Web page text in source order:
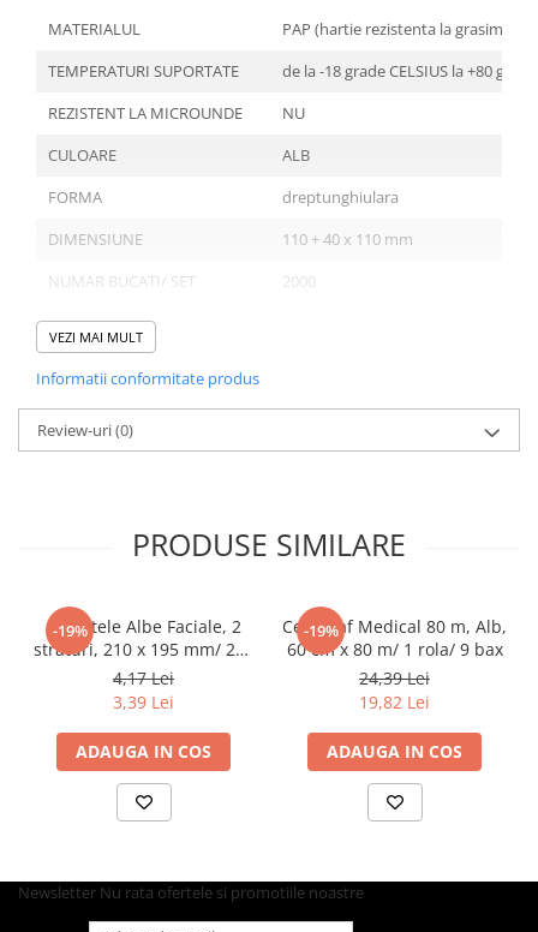
Hartie Copt
Naproane
Port Tacam
Articole din Lemn
Accesorii
Tacamuri
Caserole
Sosiere
Pahare
Articole din Trestie de Zahar
Articole din Carton Alb
Tavite
Articole din Carton Kraft Natur
Caserole
Pahare
Articole din Carton Kraft Natur +
Sandwich
MATERIALUL
PAP (hartie rezistenta la grasimi)
TEMPERATURI SUPORTATE
de la -18 grade CELSIUS la +80 grade
REZISTENT LA MICROUNDE
NU
CULOARE
ALB
FORMA
dreptunghiulara
DIMENSIUNE
110 + 40 x 110 mm
NUMAR BUCATI/ SET
2000
NUMAR SETURI/ BAX
VEZI MAI MULT
Informatii conformitate produs
Review-uri(0)
PRODUSE SIMILARE
-19%
Servetele Albe Faciale, 2
straturi, 210 x 195 mm/ 200
set/ 45 bax
4,17 Lei
3,39 Lei
ADAUGA IN COS
-19%
Cearceaf Medical 80 m, Alb,
60 cm x 80 m/ 1 rola/ 9 bax
24,39 Lei
19,82 Lei
ADAUGA IN COS
Newsletter Nu rata ofertele si promotiile noastre